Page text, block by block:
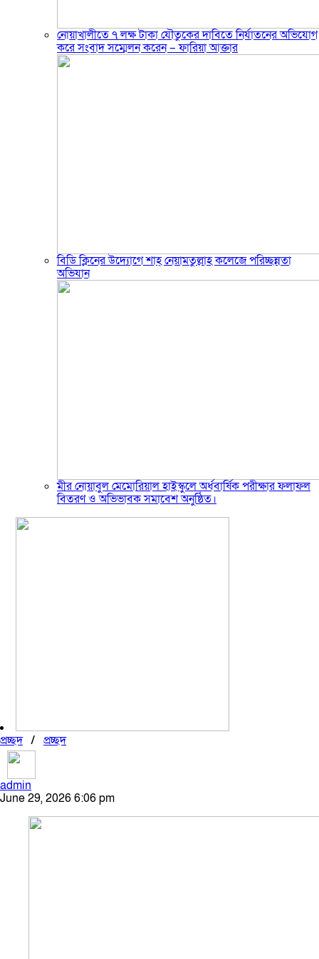
নোয়াখালীতে ৭ লক্ষ টাকা যৌতুকের দাবিতে নির্যাতনের অভিযোগ
করে সংবাদ সম্মেলন করেন – ফারিয়া আক্তার
বিডি ক্লিনের উদ্যোগে শাহ্ নেয়ামতুল্লাহ কলেজে পরিচ্ছন্নতা
অভিযান
মীর নোয়াবুল মেমোরিয়াল হাইস্কুলে অর্ধবার্ষিক পরীক্ষার ফলাফল
বিতরণ ও অভিভাবক সমাবেশ অনুষ্ঠিত।
প্রচ্ছদ/ প্রচ্ছদ
admin
June 29, 2026 6:06 pm